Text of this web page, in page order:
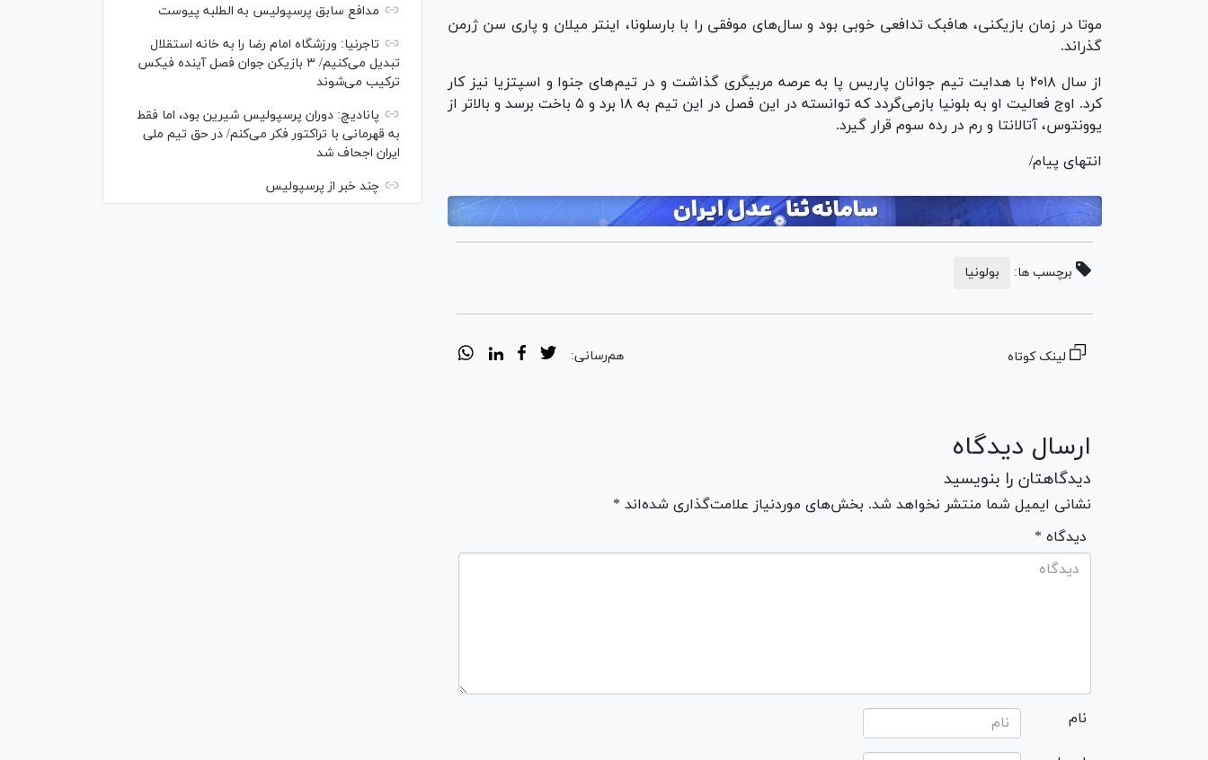
موتا در زمان بازیکنی، هافبک تدافعی خوبی بود و سال‌های موفقی را با بارسلونا، اینتر میلان و پاری سن ژرمن
گذراند.
از سال ۲۰۱۸ با هدایت تیم جوانان پاریس پا به عرصه مربیگری گذاشت و در تیم‌های جنوا و اسپتزیا نیز کار
کرد. اوج فعالیت او به بلونیا بازمی‌گردد که توانسته در این فصل در این تیم به ۱۸ برد و ۵ باخت برسد و بالاتر از
یوونتوس، آتالانتا و رم در رده سوم قرار گیرد.
انتهای پیام/
برچسب ها: بولونیا
لینک کوتاه هم‌رسانی:
ارسال دیدگاه
دیدگاهتان را بنویسید
نشانی ایمیل شما منتشر نخواهد شد. بخش‌های موردنیاز علامت‌گذاری شده‌اند *
* دیدگاه
نام
مدافع سابق پرسپولیس به الطلبه پیوست
تاجرنیا: ورزشگاه امام رضا را به خانه استقلال
تبدیل می‌کنیم/ ۳ بازیکن جوان فصل آینده فیکس
ترکیب می‌شوند
پانادیچ: دوران پرسپولیس شیرین بود، اما فقط
به قهرمانی با تراکتور فکر می‌کنم/ در حق تیم ملی
ایران اجحاف شد
چند خبر از پرسپولیس